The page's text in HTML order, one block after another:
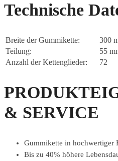
Technische
Breite der Gummikette:
300
Teilung:
55
Anzahl der Kettenglieder:
72
& SERVICE
Gummikette in hochwertiger
Bis zu 40% höhere